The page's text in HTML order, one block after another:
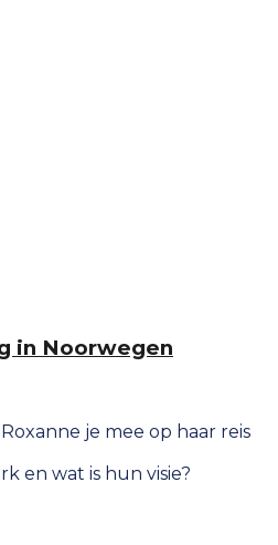
in Noorwegen
je mee op haar reis
en wat is hun visie?